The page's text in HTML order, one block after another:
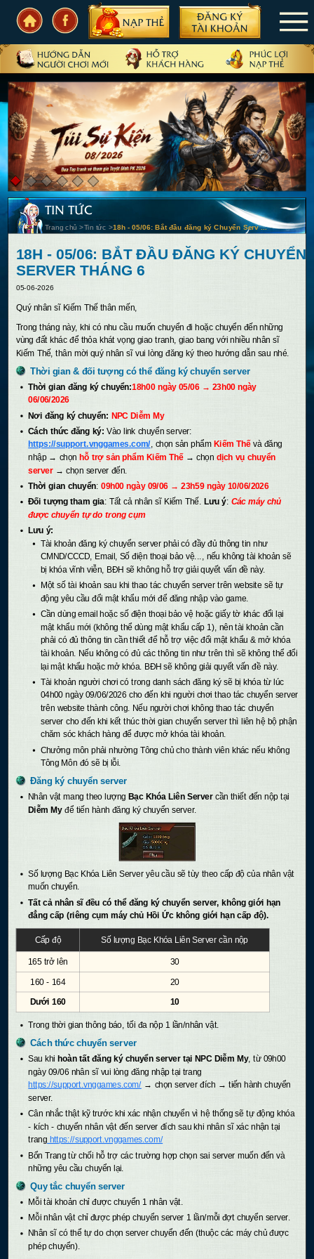
TIN TỨC
Trang chủ>Tin tức >18h - 05/06: Bắt đầu đăng ký Chuyển Serv ...
18H - 05/06: BẮT ĐẦU ĐĂNG KÝ CHUYỂN
SERVER THÁNG 6
05-06-2026
Quý nhân sĩ Kiếm Thế thân mến,
Trong tháng này, khi có nhu cầu muốn chuyển đi hoặc chuyển đến những
vùng đất khác để thỏa khát vọng giao tranh, giao bang với nhiều nhân sĩ
Kiếm Thế, thân mời quý nhân sĩ vui lòng đăng ký theo hướng dẫn sau nhé.
Thời gian & đối tượng có thể đăng ký chuyển server
Thời gian đăng ký chuyển:18h00 ngày 05/06 → 23h00 ngày
06/06/2026
Nơi đăng ký chuyển: NPC Diễm My
Cách thức đăng ký: Vào link chuyển server:
https://support.vnggames.com/, chọn sản phẩmKiếm Thếvà đăng
nhập → chọn hỗ trợ sản phẩm Kiếm Thế→ chọn dịch vụ chuyển
server→ chọn server đến.
Thời gian chuyển:09h00 ngày 09/06 → 23h59 ngày 10/06/2026
Đối tượng tham gia: Tất cả nhân sĩ Kiếm Thế. Lưu ý: Các máy chủ
được chuyển tự do trong cụm
Lưu ý:
Tài khoản đăng ký chuyển server phải có đầy đủ thông tin như
CMND/CCCD, Email, Số điện thoại bảo vệ..., nếu không tài khoản sẽ
bị khóa vĩnh viễn, BĐH sẽ không hỗ trợ giải quyết vấn đề này.
Một số tài khoản sau khi thao tác chuyển server trên website sẽ tự
động yêu cầu đổi mật khẩu mới để đăng nhập vào game.
Cần dùng email hoặc số điện thoại bảo vệ hoặc giấy tờ khác đổi lại
mật khẩu mới (không thể dùng mật khẩu cấp 1), nên tài khoản cần
phải có đủ thông tin cần thiết để hỗ trợ việc đổi mật khẩu & mở khóa
tài khoản. Nếu không có đủ các thông tin như trên thì sẽ không thể đổi
lại mật khẩu hoặc mở khóa. BĐH sẽ không giải quyết vấn đề này.
Tài khoản người chơi có trong danh sách đăng ký sẽ bị khóa từ lúc
04h00 ngày 09/06/2026 cho đến khi người chơi thao tác chuyển server
trên website thành công. Nếu người chơi không thao tác chuyển
server cho đến khi kết thúc thời gian chuyển server thì liên hệ bộ phận
chăm sóc khách hàng để được mở khóa tài khoản.
Chưởng môn phải nhường Tông chủ cho thành viên khác nếu không
Tông Môn đó sẽ bị lỗi.
Đăng ký chuyển server
Nhân vật mang theo lượng Bạc Khóa Liên Server cần thiết đến nộp tại
Diễm Myđể tiến hành đăng ký chuyển server.
Số lượng Bạc Khóa Liên Server yêu cầu sẽ tùy theo cấp độ của nhân vật
muốn chuyển.
Tất cả nhân sĩ đều có thể đăng ký chuyển server, không giới hạn
đẳng cấp (riêng cụm máy chủ Hồi Ức không giới hạn cấp độ).
Cấp độ Số lượng Bạc Khóa Liên Server cần nộp
165 trở lên 30
160 - 164 20
Dưới 160 10
Trong thời gian thông báo, tối đa nộp 1 lần/nhân vật.
Cách thức chuyển server
Sau khi hoàn tất đăng ký chuyển server tại NPC Diễm My, từ 09h00
ngày 09/06 nhân sĩ vui lòng đăng nhập tại trang
https://support.vnggames.com/→ chọn server đích → tiến hành chuyển
server.
Cân nhắc thật kỹ trước khi xác nhận chuyển vì hệ thống sẽ tự động khóa
- kích - chuyển nhân vật đến server đích sau khi nhân sĩ xác nhận tại
trang https://support.vnggames.com/
Bổn Trang từ chối hỗ trợ các trường hợp chọn sai server muốn đến và
những yêu cầu chuyển lại.
Quy tắc chuyển server
Mỗi tài khoản chỉ được chuyển 1 nhân vật.
Mỗi nhân vật chỉ được phép chuyển server 1 lần/mỗi đợt chuyển server.
Nhân sĩ có thể tự do chọn server chuyển đến (thuộc các máy chủ được
phép chuyển).
TRANG CHỦ
TIN TỨC
SỰ KIỆN
CẨM NANG
CẦN BIẾT